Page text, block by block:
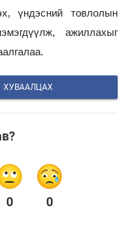
үндэсний товлолын
ажиллахыг
ХУВААЛЦАХ
0 0